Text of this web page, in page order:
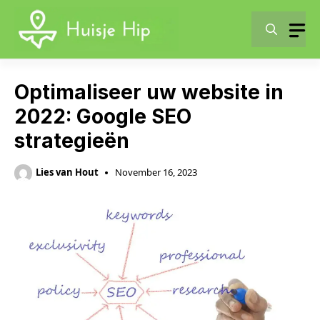
content
Optimaliseer uw website in
2022: Google SEO
strategieën
Lies van Hout November 16, 2023